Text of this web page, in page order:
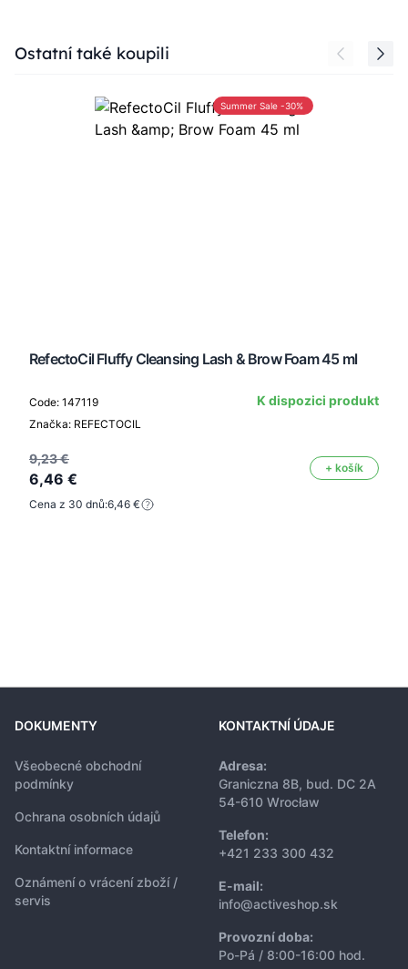
Press to skip carousel
Ostatní také koupili
Summer Sale -30%
RefectoCil Fluffy Cleansing Lash & Brow Foam 45 ml
Code: 147119
Značka: REFECTOCIL
K dispozici produkt
9,23 €
6,46 €
+ košík
Cena z 30 dnů:6,46 €
DOKUMENTY
Všeobecné obchodní
podmínky
Ochrana osobních údajů
Kontaktní informace
Oznámení o vrácení zboží /
servis
KONTAKTNÍ ÚDAJE
Adresa:
Graniczna 8B, bud. DC 2A
54-610 Wrocław
Telefon:
+421 233 300 432
E-mail:
info@activeshop.sk
Provozní doba:
Po-Pá / 8:00-16:00 hod.